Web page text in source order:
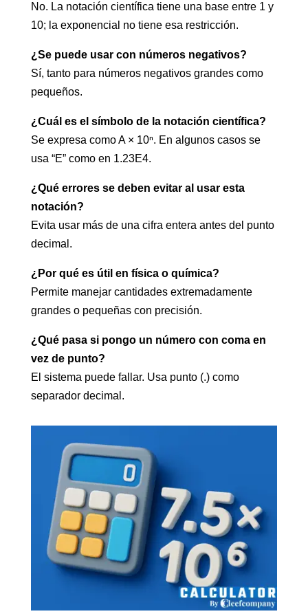
No. La notación científica tiene una base entre 1 y
10; la exponencial no tiene esa restricción.
¿Se puede usar con números negativos?
Sí, tanto para números negativos grandes como
pequeños.
¿Cuál es el símbolo de la notación científica?
Se expresa como A × 10ⁿ. En algunos casos se
usa “E” como en 1.23E4.
¿Qué errores se deben evitar al usar esta
notación?
Evita usar más de una cifra entera antes del punto
decimal.
¿Por qué es útil en física o química?
Permite manejar cantidades extremadamente
grandes o pequeñas con precisión.
¿Qué pasa si pongo un número con coma en
vez de punto?
El sistema puede fallar. Usa punto (.) como
separador decimal.